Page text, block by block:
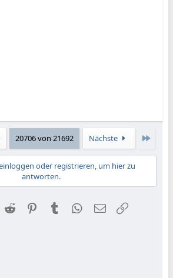
20706 von 21692 Nächste
oder registrieren, um hier zu
antworten.
(Twitter)
Reddit PinterestTumblr WhatsApp
E-Mail